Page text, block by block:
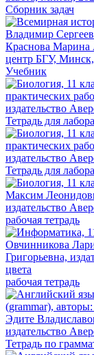
Сборник задач
Учебник
Тетрадь для
Тетрадь для
рабочая тетрадь
рабочая тетрадь
Тетрадь по